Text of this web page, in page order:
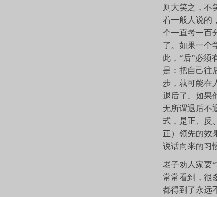
则大笑之，不
着一般人说的
个一直考一百
了。如果一个
此，“后”必须
是：把自己往
步，就可能在
退后了。如果
无所谓退后不
式，是正、反
正）领先的效
说话向来的习
老子劝人家要
常常看到，很
都得到了永远